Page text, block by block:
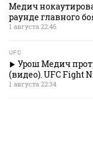
Медич
раунде главного
1 августа 22:46
UFC
Урош Медич
(видео). UFC Fight
1 августа 22:34